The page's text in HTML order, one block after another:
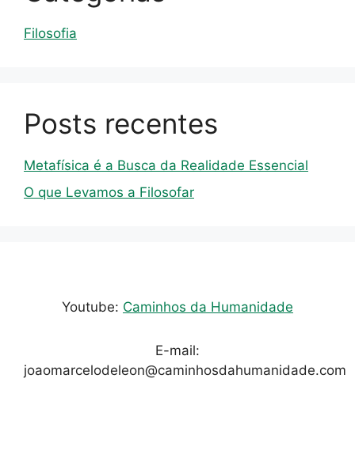
Filosofia
Posts recentes
Metafísica é a Busca da Realidade Essencial
O que Levamos a Filosofar
Youtube: Caminhos da Humanidade
E-mail:
joaomarcelodeleon@caminhosdahumanidade.com